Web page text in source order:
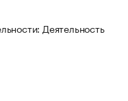
Деятельность